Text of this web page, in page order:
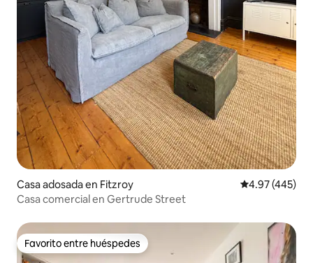
Casa adosada en Fitzroy Calificación
4.97 (445)
Casa comercial en Gertrude Street
Favorito entre huéspedes
Favorito entre huéspedes